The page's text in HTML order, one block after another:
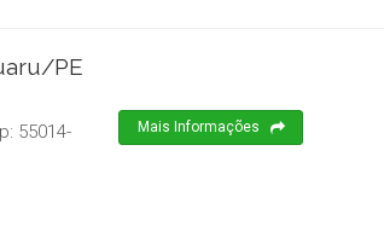
PE
55014-
Mais Informações